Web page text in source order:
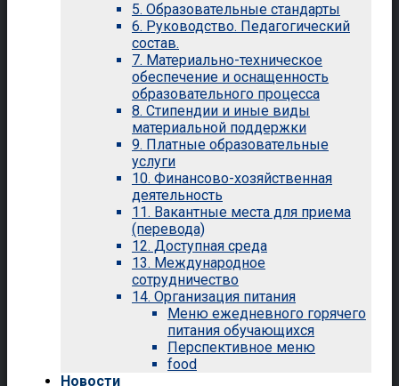
5. Образовательные стандарты
6. Руководство. Педагогический
состав.
7. Материально-техническое
обеспечение и оснащенность
образовательного процесса
8. Стипендии и иные виды
материальной поддержки
9. Платные образовательные
услуги
10. Финансово-хозяйственная
деятельность
11. Вакантные места для приема
(перевода)
12. Доступная среда
13. Международное
сотрудничество
14. Организация питания
Меню ежедневного горячего
питания обучающихся
Перспективное меню
food
Новости